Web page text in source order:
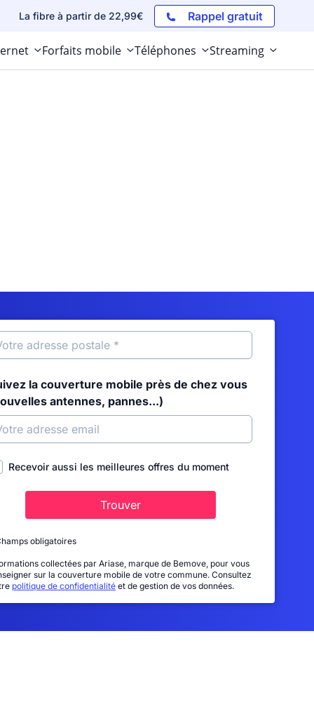
La fibre à partir de 22,99€ Rappel gratuit
Forfaits mobile Téléphones Streaming
la couverture mobile près de chez vous
antennes, pannes...)
Recevoir aussi les meilleures offres du moment
Trouver
obligatoires
collectées par Ariase, marque de Bemove, pour vous
sur la couverture mobile de votre commune. Consultez
politique de confidentialité et de gestion de vos données.